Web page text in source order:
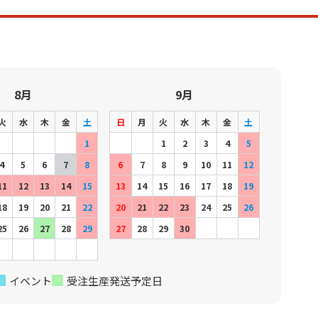
8月
水 木 金
土
1
4
5 6 7
8
12 13 14
15
19 20 21
22
26 27 28 29
9月
日 月 火 水 木 金
土
1
2 3 4
5
6
7 8 9 10 11
12
13
14 15 16 17 18
19
20
21 22 23 24 25
26
27
28 29 30
イベント 受注生産発送予定日